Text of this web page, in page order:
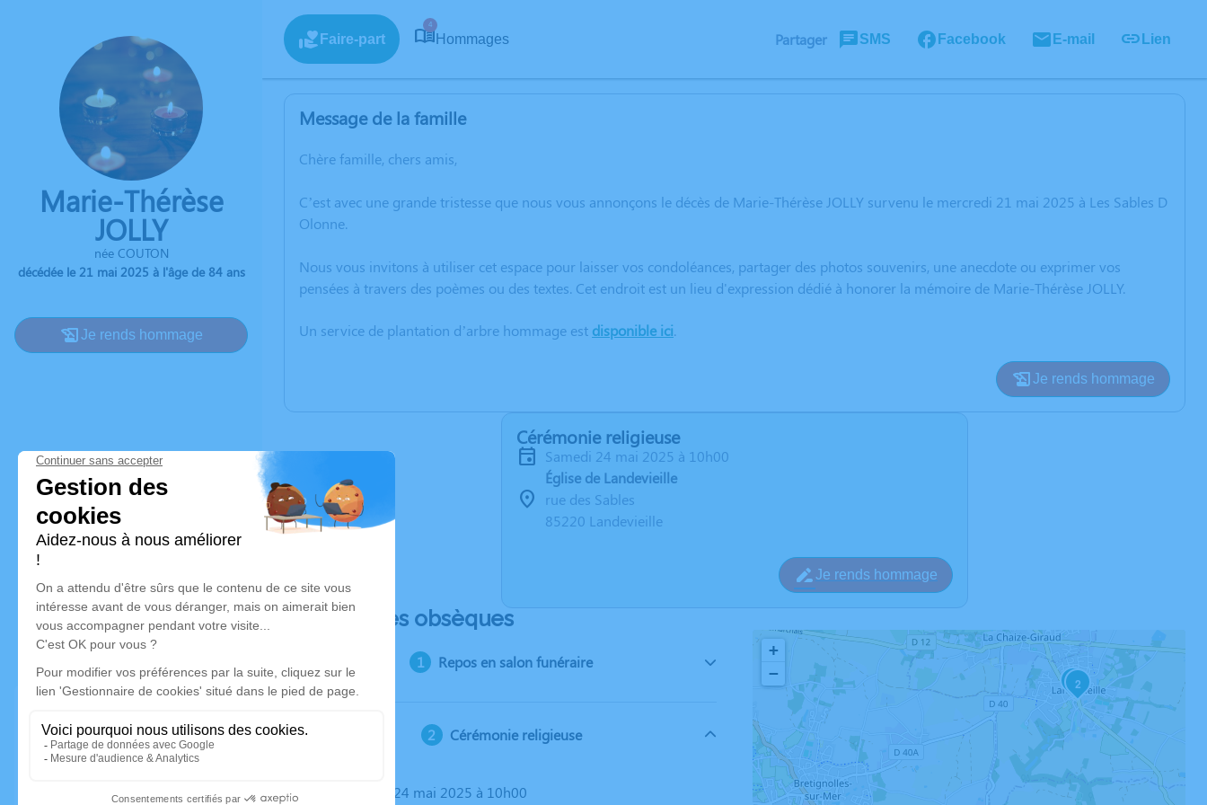
Marie-Thérèse
JOLLY
née COUTON
décédée le 21 mai 2025 à l'âge de 84 ans
Je rends hommage
Faire-part
4
Hommages Partager SMS Facebook E-mail Lien
Message de la famille
Chère famille, chers amis,
C’est avec une grande tristesse que nous vous annonçons le décès de Marie-Thérèse JOLLY survenu le mercredi 21 mai 2025 à Les Sables D
Olonne.
Nous vous invitons à utiliser cet espace pour laisser vos condoléances, partager des photos souvenirs, une anecdote ou exprimer vos
pensées à travers des poèmes ou des textes. Cet endroit est un lieu d'expression dédié à honorer la mémoire de Marie-Thérèse JOLLY.
Un service de plantation d’arbre hommage est disponible ici.
Je rends hommage
Cérémonie religieuse
samedi 24 mai 2025 à 10h00
Église de Landevieille
rue des Sables
85220 Landevieille
Je rends hommage
Déroulé des obsèques
Repos en salon funéraire
Cérémonie religieuse
Le samedi 24 mai 2025 à 10h00
2
3
+
−